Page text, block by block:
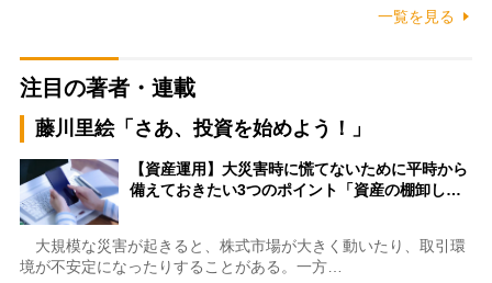
一覧を見る
注目の著者・連載
藤川里絵「さあ、投資を始めよう！」
【資産運用】大災害時に慌てないために平時から
備えておきたい3つのポイント「資産の棚卸し…
大規模な災害が起きると、株式市場が大きく動いたり、取引環
境が不安定になったりすることがある。一方…